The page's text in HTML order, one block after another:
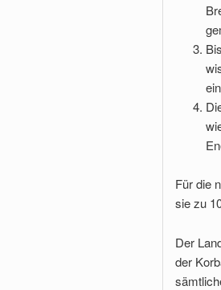
Für die
sie zu
Der
der